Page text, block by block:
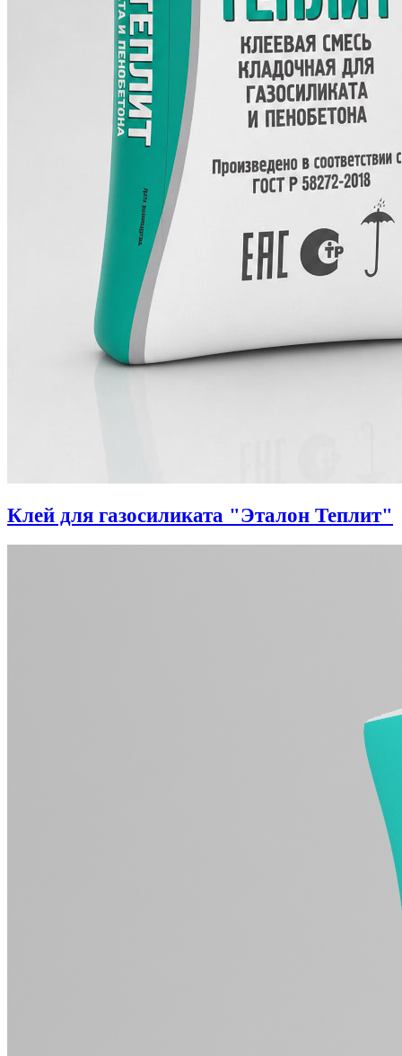
Клей для газосиликата "Эталон Теплит"